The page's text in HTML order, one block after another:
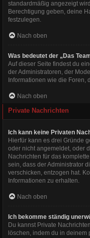
standardmäßig angezeigt
Berechtigung geben, deine
festzulegen.
Nach oben
Was bedeutet der „Das
Auf dieser Seite findest du
der Administratoren, der
Informationen wie die Foren,
Nach oben
Private Nachrichten
Ich kann keine Privaten
Hierfür kann es drei Gründe
oder nicht angemeldet, oder
Nachrichten für das
sein, dass der Administrator
verschicken, entzogen hat.
Informationen zu erhalten.
Nach oben
Ich bekomme ständig
Du kannst Private
löschen, indem du in